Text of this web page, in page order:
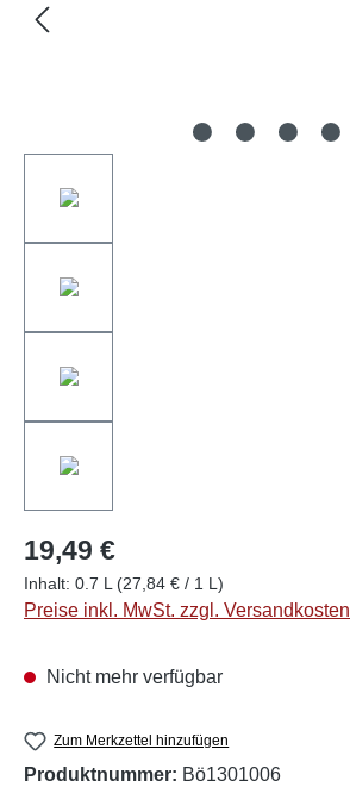
19,49 €
Inhalt: 0.7 L (27,84 € / 1 L)
Preise inkl. MwSt. zzgl. Versandkosten
Nicht mehr verfügbar
Zum Merkzettel hinzufügen
Produktnummer: Bö1301006